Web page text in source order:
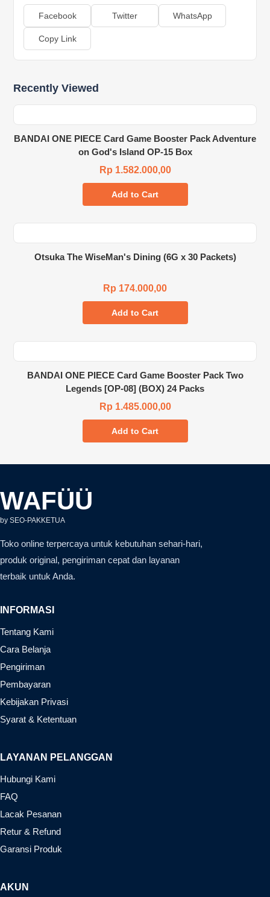
Facebook Twitter WhatsApp
Copy Link
Recently Viewed
BANDAI ONE PIECE Card Game Booster Pack Adventure
on God's Island OP-15 Box
Rp 1.582.000,00
Add to Cart
Otsuka The WiseMan's Dining (6G x 30 Packets)
Rp 174.000,00
Add to Cart
BANDAI ONE PIECE Card Game Booster Pack Two
Legends [OP-08] (BOX) 24 Packs
Rp 1.485.000,00
Add to Cart
WAFÜÜ
by SEO-PAKKETUA
Toko online terpercaya untuk kebutuhan sehari-hari,
produk original, pengiriman cepat dan layanan
terbaik untuk Anda.
INFORMASI
Tentang Kami
Cara Belanja
Pengiriman
Pembayaran
Kebijakan Privasi
Syarat & Ketentuan
LAYANAN PELANGGAN
Hubungi Kami
FAQ
Lacak Pesanan
Retur & Refund
Garansi Produk
AKUN